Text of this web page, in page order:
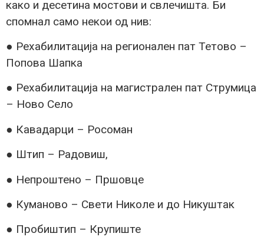
како и десетина мостови и свлечишта. Би
спомнал само некои од нив:
● Рехабилитација на регионален пат Тетово –
Попова Шапка
● Рехабилитација на магистрален пат Струмица
– Ново Село
● Кавадарци – Росоман
● Штип – Радовиш,
● Непроштено – Пршовце
● Куманово – Свети Николе и до Никуштак
● Пробиштип – Крупиште